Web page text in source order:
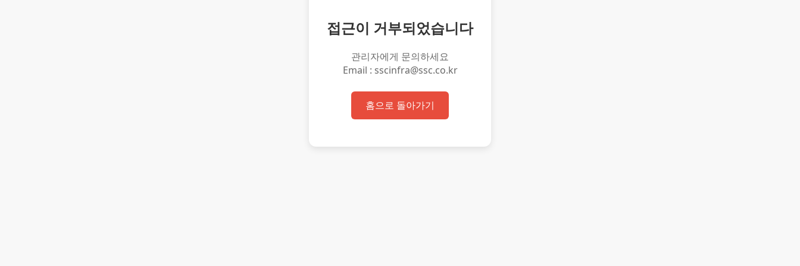
접근이 거부되었습니다
관리자에게 문의하세요
Email : sscinfra@ssc.co.kr
홈으로 돌아가기